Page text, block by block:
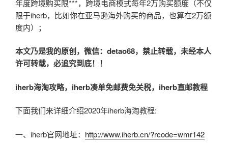
年度跨境购买限***，跨境电商模式每年2万购买额度（不仅
限于iherb，比如你在亚马逊海外购买的商品，也算在2万额
度内）；
本文乃是我的原创，微信： detao68，禁止转载，未经本人
许可转载，必追究到底！！
iherb海淘攻略，iherb凑单免邮费免关税，iherb直邮教程
下面我们来详细介绍2020年iherb海淘教程:
一、iherb官网地址： http://www.iherb.cn/?rcode=wmr142